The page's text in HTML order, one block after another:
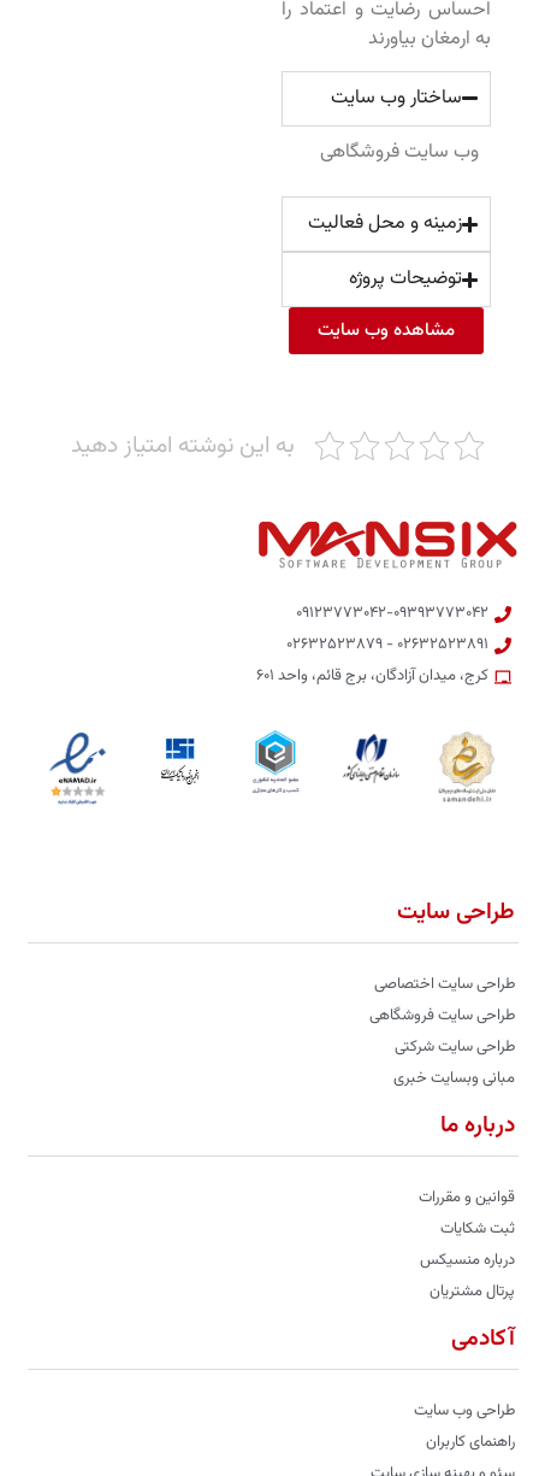
احساس رضایت و اعتماد را
به ارمغان بیاورند
ساختار وب سایت
وب سایت فروشگاهی
زمینه و محل فعالیت
توضیحات پروژه
مشاهده وب سایت
به این نوشته امتیاز دهید
۰۹۱۲۳۷۷۳۰۴۲-۰۹۳۹۳۷۷۳۰۴۲
۰۲۶۳۲۵۲۳۸۹۱ - ۰۲۶۳۲۵۲۳۸۷۹
کرج، میدان آزادگان، برج قائم، واحد ۶۰۱
طراحی سایت
طراحی سایت اختصاصی
طراحی سایت فروشگاهی
طراحی سایت شرکتی
مبانی وبسایت خبری
درباره ما
قوانین و مقررات
ثبت شکایات
درباره منسیکس
پرتال مشتریان
آکادمی
طراحی وب سایت
راهنمای کاربران